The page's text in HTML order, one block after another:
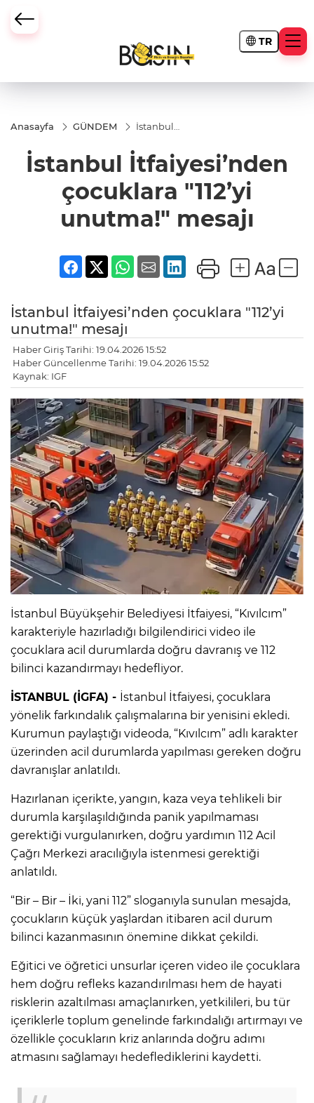
TR
Anasayfa GÜNDEM
İstanbul
"112’yi
unutma!"
mesajı
İstanbul İtfaiyesi’nden
çocuklara "112’yi
unutma!" mesajı
İstanbul İtfaiyesi’nden çocuklara "112’yi
unutma!" mesajı
Haber Giriş Tarihi: 19.04.2026 15:52
Haber Güncellenme Tarihi: 19.04.2026 15:52
Kaynak: IGF
İstanbul Büyükşehir Belediyesi İtfaiyesi, “Kıvılcım”
karakteriyle hazırladığı bilgilendirici video ile
çocuklara acil durumlarda doğru davranış ve 112
bilinci kazandırmayı hedefliyor.
İSTANBUL (İGFA) - İstanbul İtfaiyesi, çocuklara
yönelik farkındalık çalışmalarına bir yenisini ekledi.
Kurumun paylaştığı videoda, “Kıvılcım” adlı karakter
üzerinden acil durumlarda yapılması gereken doğru
davranışlar anlatıldı.
Hazırlanan içerikte, yangın, kaza veya tehlikeli bir
durumla karşılaşıldığında panik yapılmaması
gerektiği vurgulanırken, doğru yardımın 112 Acil
Çağrı Merkezi aracılığıyla istenmesi gerektiği
anlatıldı.
“Bir – Bir – İki, yani 112” sloganıyla sunulan mesajda,
çocukların küçük yaşlardan itibaren acil durum
bilinci kazanmasının önemine dikkat çekildi.
Eğitici ve öğretici unsurlar içeren video ile çocuklara
hem doğru refleks kazandırılması hem de hayati
risklerin azaltılması amaçlanırken, yetkilileri, bu tür
içeriklerle toplum genelinde farkındalığı artırmayı ve
özellikle çocukların kriz anlarında doğru adımı
atmasını sağlamayı hedeflediklerini kaydetti.